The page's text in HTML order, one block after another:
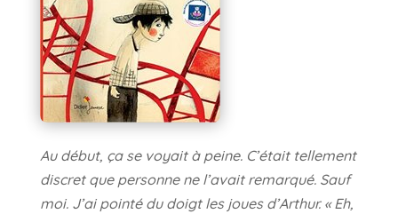
Au début, ça se voyait à peine. C’était tellement
discret que personne ne l’avait remarqué. Sauf
moi. J’ai pointé du doigt les joues d’Arthur. « Eh,